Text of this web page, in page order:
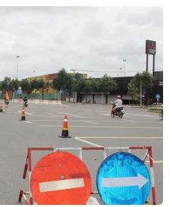
#Độ ẩm #Tố lốc
#Mưa đá
#Tin tức 24h
#Tin tức thời sự
#Tin tức
#VietnamPlus
#Hà Nội
TP. Đà Nẵng